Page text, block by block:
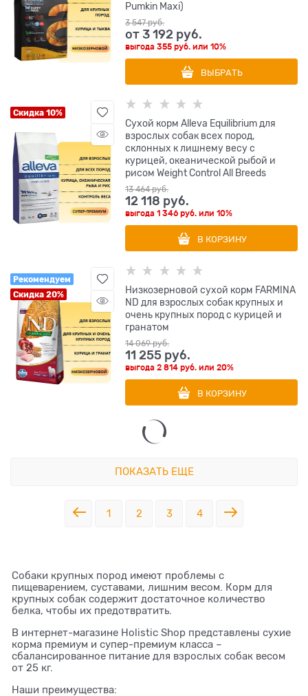
Pumkin Maxi)
3 547 руб.
от3 192 руб.
выгода355 руб. или10%
ВЫБРАТЬ
Скидка 10%
Сухой корм Alleva Equilibrium для
взрослых собак всех пород,
склонных к лишнему весу с
курицей, океанической рыбой и
рисом Weight Control All Breeds
13 464 руб.
12 118 руб.
выгода1 346 руб. или10%
В КОРЗИНУ
Рекомендуем
Скидка 20%
Низкозерновой cухой корм FARMINA
ND для взрослых собак крупных и
очень крупных пород с курицей и
гранатом
14 069 руб.
11 255 руб.
выгода2 814 руб. или20%
В КОРЗИНУ
ПОКАЗАТЬ ЕЩЕ
1 2 3 4
Собаки крупных пород имеют проблемы с
пищеварением, суставами, лишним весом. Корм для
крупных собак содержит достаточное количество
белка, чтобы их предотвратить.
В интернет-магазине Holistic Shop представлены сухие
корма премиум и супер-премиум класса –
сбалансированное питание для взрослых собак весом
от 25 кг.
Наши преимущества: